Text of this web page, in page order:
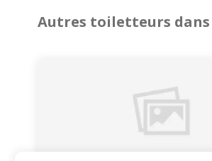
Autres toiletteurs